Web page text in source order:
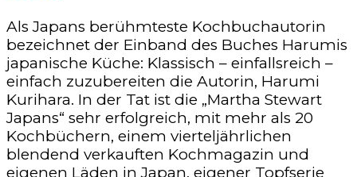
Als Japans berühmteste Kochbuchautorin
bezeichnet der Einband des Buches Harumis
japanische Küche: Klassisch – einfallsreich –
einfach zuzubereiten die Autorin, Harumi
Kurihara. In der Tat ist die „Martha Stewart
Japans“ sehr erfolgreich, mit mehr als 20
Kochbüchern, einem vierteljährlichen
blendend verkauften Kochmagazin und
eigenen Läden in Japan, eigener Topfserie